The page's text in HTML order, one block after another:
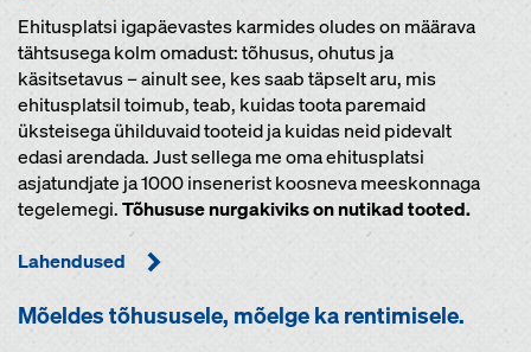
Ehitusplatsi igapäevastes karmides oludes on määrava
tähtsusega kolm omadust: tõhusus, ohutus ja
käsitsetavus – ainult see, kes saab täpselt aru, mis
ehitusplatsil toimub, teab, kuidas toota paremaid
üksteisega ühilduvaid tooteid ja kuidas neid pidevalt
edasi arendada. Just sellega me oma ehitusplatsi
asjatundjate ja 1000 insenerist koosneva meeskonnaga
tegelemegi.Tõhususe nurgakiviks on nutikad tooted.
Lahendused
Mõeldes tõhususele, mõelge ka rentimisele.